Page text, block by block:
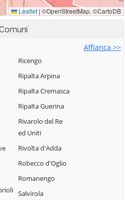
Comuni
Affianca >>
Ricengo
Ripalta Arpina
Ripalta Cremasca
Ripalta Guerina
Rivarolo del Re
ed Uniti
Rivolta d'Adda
Robecco d'Oglio
Romanengo
Salvirola